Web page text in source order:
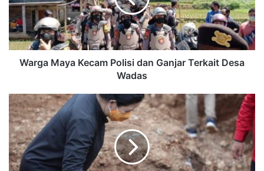
Warga Maya Kecam Polisi dan Ganjar Terkait Desa
Wadas